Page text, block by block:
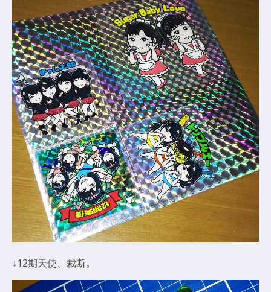
↓12期天使、裁断。